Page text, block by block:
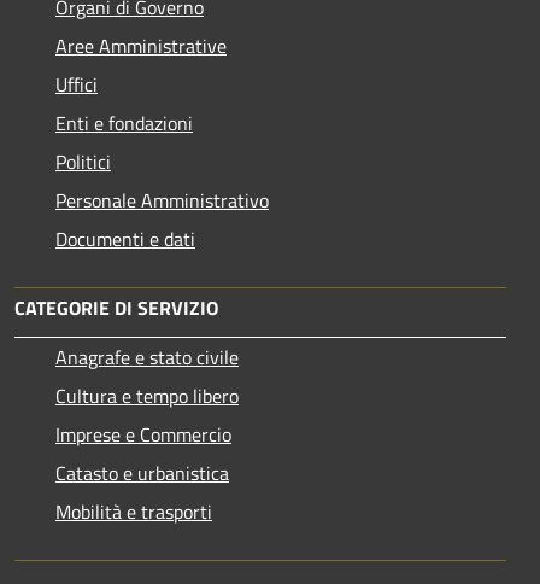
Organi di Governo
Aree Amministrative
Uffici
Enti e fondazioni
Politici
Personale Amministrativo
Documenti e dati
CATEGORIE DI SERVIZIO
Anagrafe e stato civile
Cultura e tempo libero
Imprese e Commercio
Catasto e urbanistica
Mobilità e trasporti